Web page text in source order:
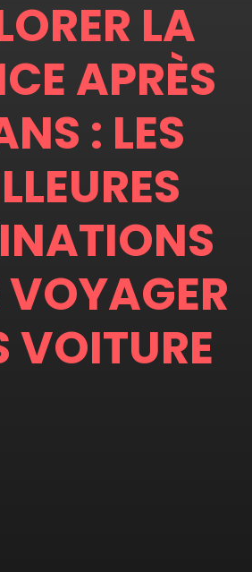
LA
APRÈS
: LES
VOITURE